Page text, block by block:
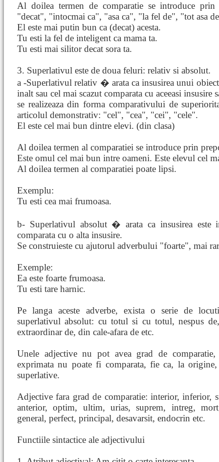
Al doilea termen de comparatie se introduce
"decat", "intocmai ca", "asa ca", "la fel de", "tot asa
El este mai putin bun ca (decat) acesta.
Tu esti la fel de inteligent ca mama ta.
Tu esti mai silitor decat sora ta.
3. Superlativul este de doua feluri: relativ si absolut.
a -Superlativul relativ � arata ca insusirea unui
inalt sau cel mai scazut comparata cu aceeasi
se realizeaza din forma comparativului de
articolul demonstrativ: "cel", "cea", "cei", "cele".
El este cel mai bun dintre elevi. (din clasa)
Al doilea termen al comparatiei se introduce prin
Este omul cel mai bun intre oameni. Este elevul cel
Al doilea termen al comparatiei poate lipsi.
Exemplu:
Tu esti cea mai frumoasa.
b- Superlativul absolut � arata ca insusirea
comparata cu o alta insusire.
Se construieste cu ajutorul adverbului "foarte", mai
Exemple:
Ea este foarte frumoasa.
Tu esti tare harnic.
Pe langa aceste adverbe, exista o serie de
superlativul absolut: cu totul si cu totul, nespus
extraordinar de, din cale-afara de etc.
Unele adjective nu pot avea grad de
exprimata nu poate fi comparata, fie ca, la
superlative.
Adjective fara grad de comparatie: interior, inferior,
anterior, optim, ultim, urias, suprem, intreg,
general, perfect, principal, desavarsit, endocrin etc.
Functiile sintactice ale adjectivului